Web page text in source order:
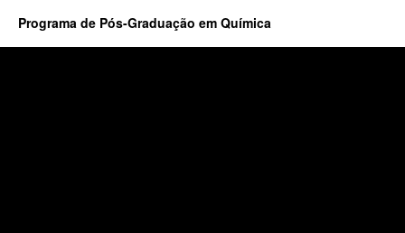
Programa de Pós-Graduação em Química